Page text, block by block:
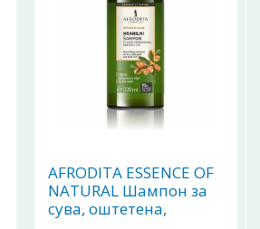
AFRODITA ESSENCE OF
NATURAL Шампон за
сува, оштетена,